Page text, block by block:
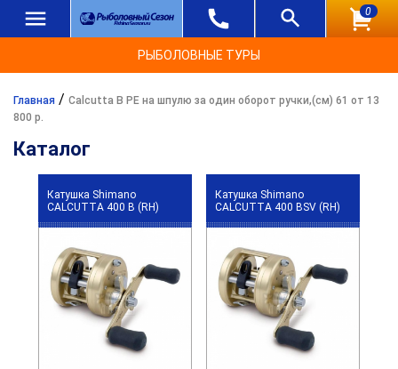
0
РЫБОЛОВНЫЕ ТУРЫ
Главная / Calcutta B PE на шпулю за один оборот ручки,(см) 61 от 13
800 р.
Каталог
Катушка Shimano
CALCUTTA 400 B (RH)
Катушка Shimano
CALCUTTA 400 BSV (RH)